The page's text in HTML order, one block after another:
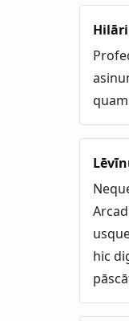
hic